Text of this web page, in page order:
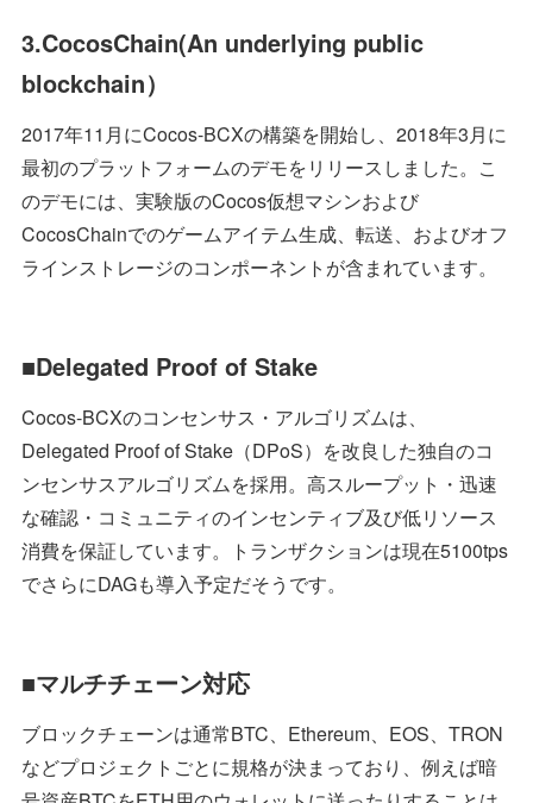
3.CocosChain(An underlying public
blockchain）
2017年11月にCocos-BCXの構築を開始し、2018年3月に
最初のプラットフォームのデモをリリースしました。こ
のデモには、実験版のCocos仮想マシンおよび
CocosChainでのゲームアイテム生成、転送、およびオフ
ラインストレージのコンポーネントが含まれています。
■Delegated Proof of Stake
Cocos-BCXのコンセンサス・アルゴリズムは、
Delegated Proof of Stake（DPoS）を改良した独自のコ
ンセンサスアルゴリズムを採用。高スループット・迅速
な確認・コミュニティのインセンティブ及び低リソース
消費を保証しています。トランザクションは現在5100tps
でさらにDAGも導入予定だそうです。
■マルチチェーン対応
ブロックチェーンは通常BTC、Ethereum、EOS、TRON
などプロジェクトごとに規格が決まっており、例えば暗